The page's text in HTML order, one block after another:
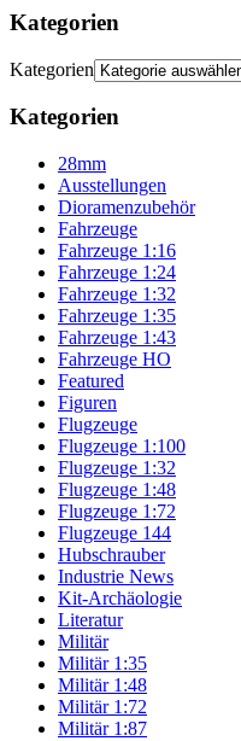
Kategorien
Kategorien
Kategorien
28mm
Ausstellungen
Dioramenzubehör
Fahrzeuge
Fahrzeuge 1:16
Fahrzeuge 1:24
Fahrzeuge 1:32
Fahrzeuge 1:35
Fahrzeuge 1:43
Fahrzeuge HO
Featured
Figuren
Flugzeuge
Flugzeuge 1:100
Flugzeuge 1:32
Flugzeuge 1:48
Flugzeuge 1:72
Flugzeuge 144
Hubschrauber
Industrie News
Kit-Archäologie
Literatur
Militär
Militär 1:35
Militär 1:48
Militär 1:72
Militär 1:87